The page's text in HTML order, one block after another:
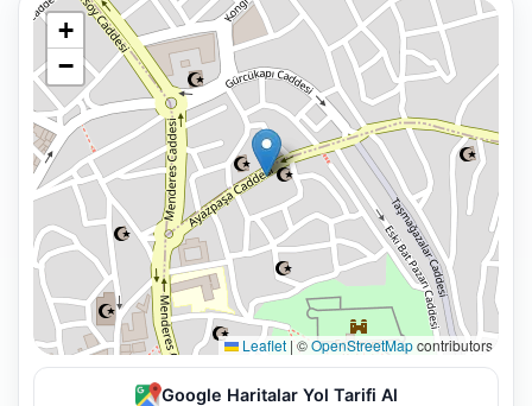
+
−
Leaflet |©OpenStreetMapcontributors
Google Haritalar Yol Tarifi Al